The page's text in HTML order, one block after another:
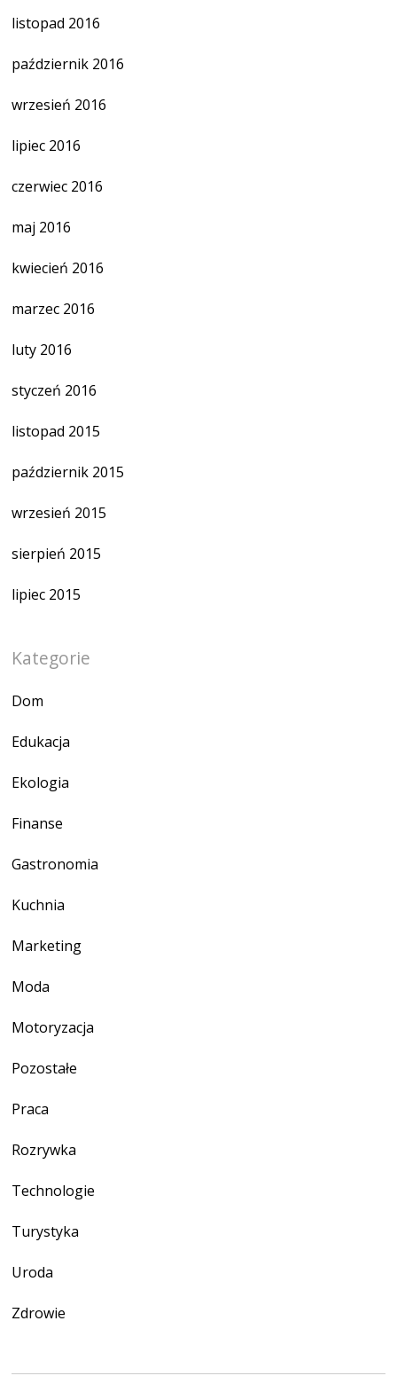
listopad 2016
październik 2016
wrzesień 2016
lipiec 2016
czerwiec 2016
maj 2016
kwiecień 2016
marzec 2016
luty 2016
styczeń 2016
listopad 2015
październik 2015
wrzesień 2015
sierpień 2015
lipiec 2015
Kategorie
Dom
Edukacja
Ekologia
Finanse
Gastronomia
Kuchnia
Marketing
Moda
Motoryzacja
Pozostałe
Praca
Rozrywka
Technologie
Turystyka
Uroda
Zdrowie